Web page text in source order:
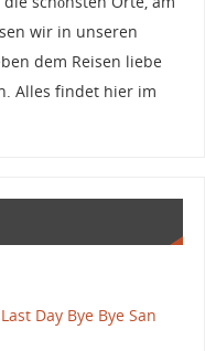
wir in unseren
dem Reisen liebe
Alles findet hier im
Day Bye Bye San